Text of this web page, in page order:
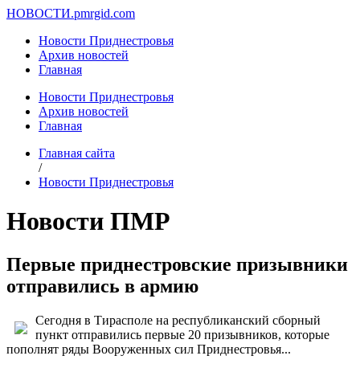
НОВОСТИ.pmrgid.com
Новости Приднестровья
Архив новостей
Главная
Новости Приднестровья
Архив новостей
Главная
Главная сайта
/
Новости Приднестровья
Новости ПМР
Первые приднестровские призывники
отправились в армию
Сегодня в Тирасполе на республиканский сборный
пункт отправились первые 20 призывников, которые
пополнят ряды Вооруженных сил Приднестровья...